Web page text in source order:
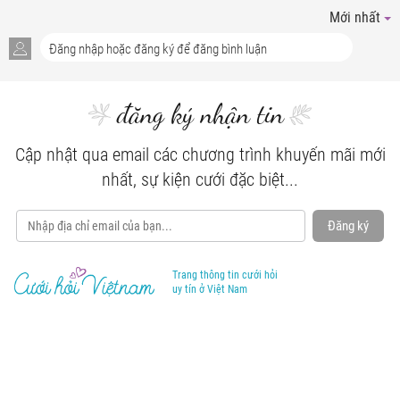
Mới nhất
đăng ký nhận tin
Cập nhật qua email các chương trình khuyến mãi mới
nhất, sự kiện cưới đặc biệt...
Đăng ký
Trang thông tin cưới hỏi
uy tín ở Việt Nam